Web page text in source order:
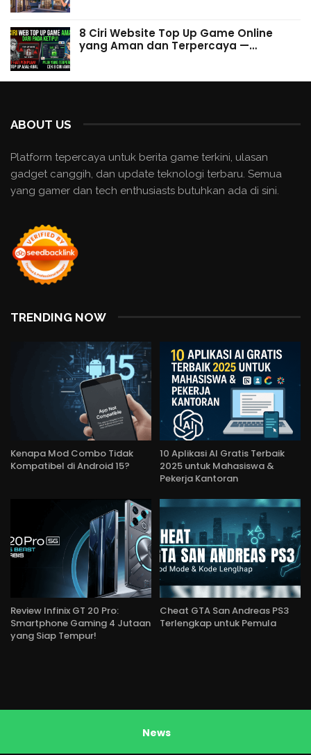
8 Ciri Website Top Up Game Online
yang Aman dan Terpercaya —…
ABOUT US
Platform tepercaya untuk berita game terkini, ulasan
gadget canggih, dan update teknologi terbaru. Semua
yang gamer dan tech enthusiasts butuhkan ada di sini.
TRENDING NOW
Kenapa Mod Combo Tidak
Kompatibel di Android 15?
10 Aplikasi AI Gratis Terbaik
2025 untuk Mahasiswa &
Pekerja Kantoran
Review Infinix GT 20 Pro:
Smartphone Gaming 4 Jutaan
yang Siap Tempur!
Cheat GTA San Andreas PS3
Terlengkap untuk Pemula
News